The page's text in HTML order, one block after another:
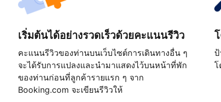
เริ่มต้นได้อย่างรวดเร็วด้วยคะแนนรีวิว
คะแนนรีวิวของท่านบนเว็บไซต์การเดินทางอื่น ๆ
จะได้รับการแปลงและนำมาแสดงไว้บนหน้าที่พัก
ของท่านก่อนที่ลูกค้ารายแรก ๆ จาก
Booking.com จะเขียนรีวิวให้
โ